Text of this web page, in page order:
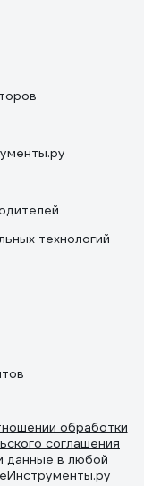
технологий
обработки
соглашения
данные в любой